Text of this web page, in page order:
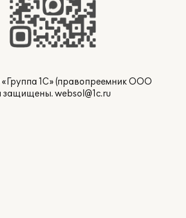
1С» (правопреемник ООО
защищены. websol@1c.ru